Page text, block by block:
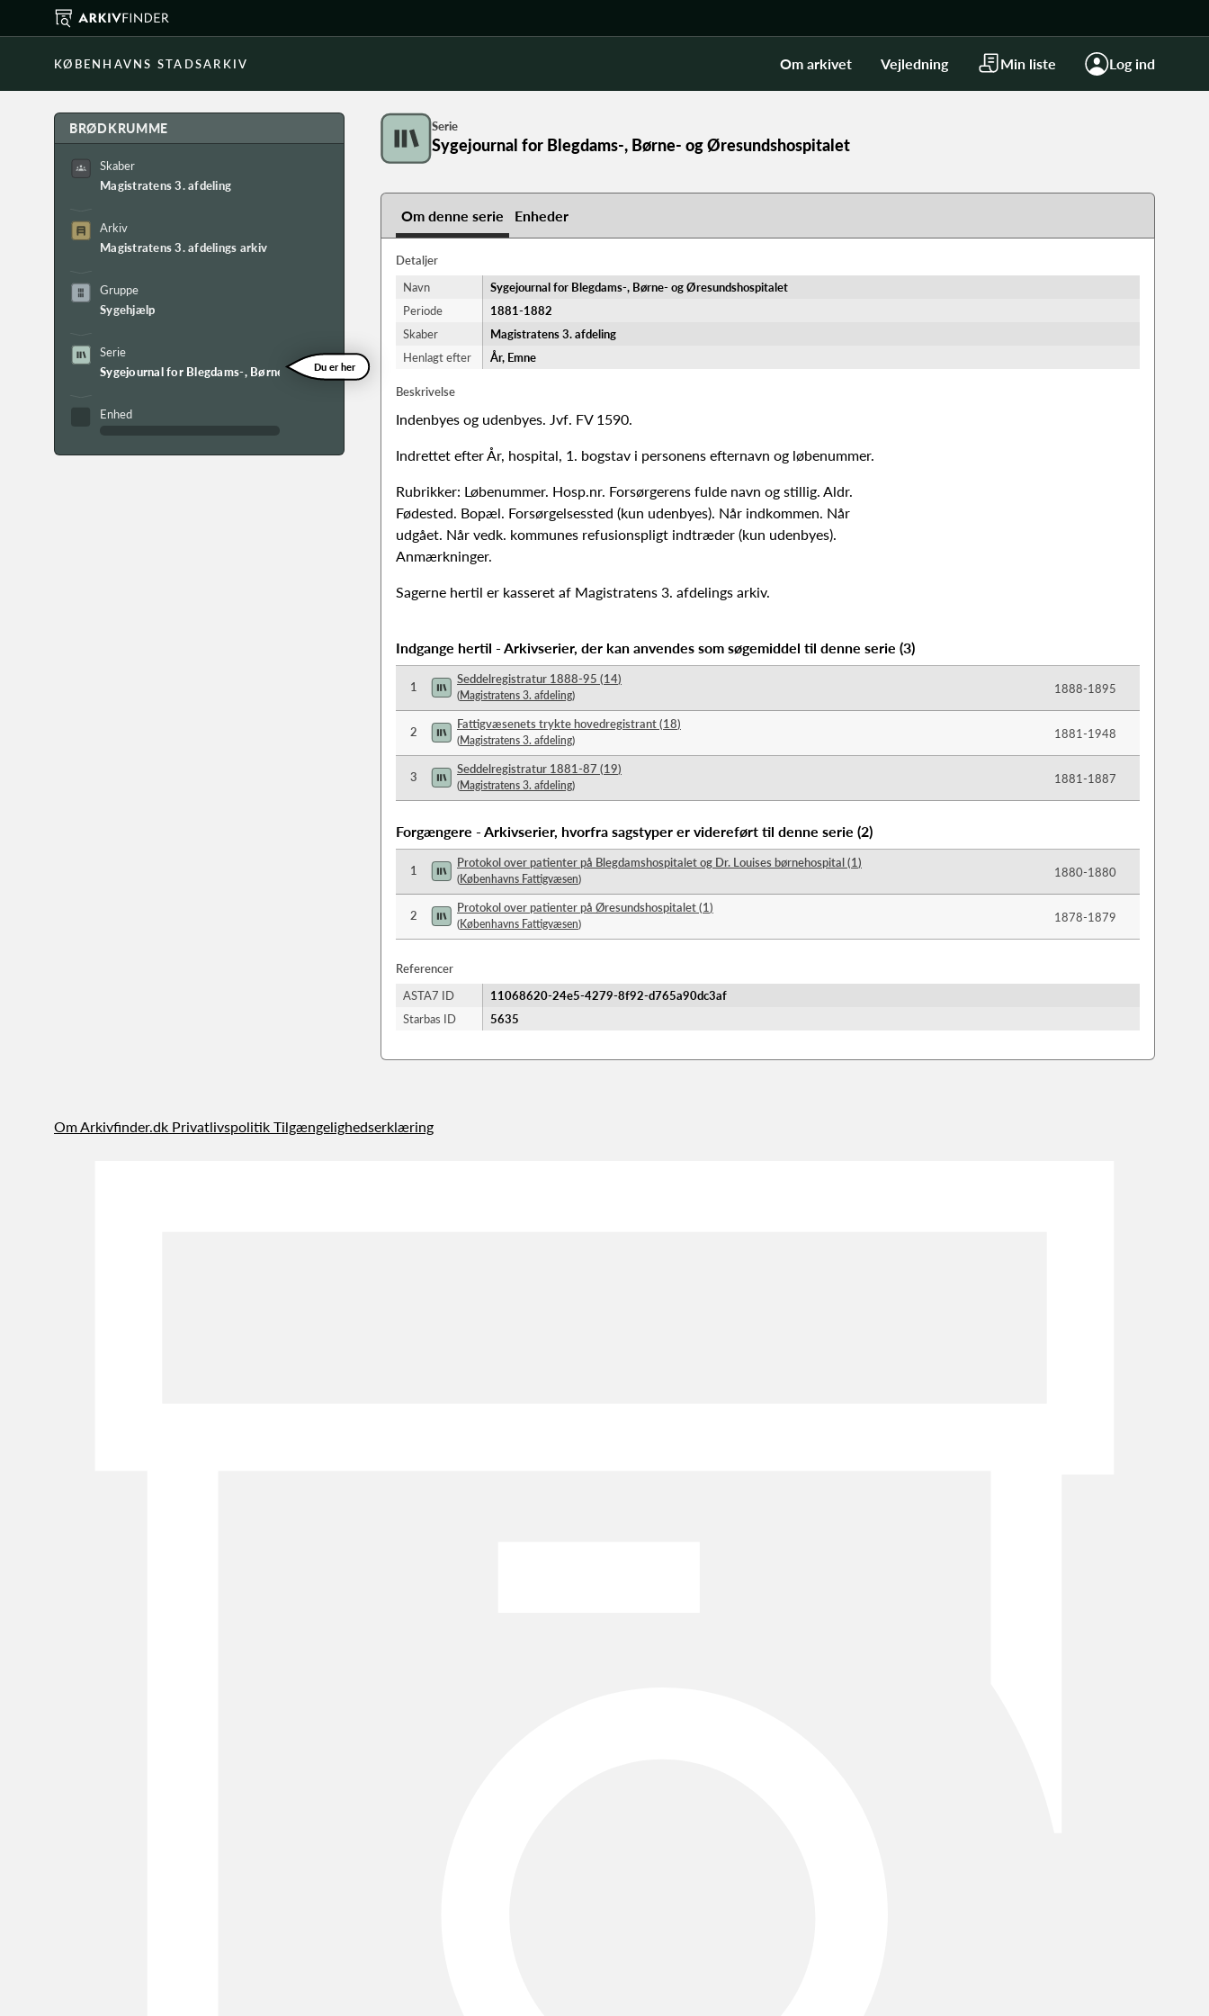
KØBENHAVNS STADSARKIV Om arkivet Vejledning Min liste Log ind
BRØDKRUMME
Skaber
Magistratens 3. afdeling
Arkiv
Magistratens 3. afdelings arkiv
Gruppe
Sygehjælp
Serie
Sygejournal for Blegdams-, Børne- og Øresundshospitalet
Du er her
Enhed
Serie
Sygejournal for Blegdams-, Børne- og Øresundshospitalet
Om denne serie Enheder
Detaljer
Navn
Sygejournal for Blegdams-, Børne- og Øresundshospitalet
Periode
1881-​1882
Skaber
Magistratens 3. afdeling
Henlagt efter
År, Emne
Beskrivelse
Indenbyes og udenbyes. Jvf. FV 1590.
Indrettet efter År, hospital, 1. bogstav i personens efternavn og løbenummer.
Rubrikker: Løbenummer. Hosp.nr. Forsørgerens fulde navn og stillig. Aldr.
Fødested. Bopæl. Forsørgelsessted (kun udenbyes). Når indkommen. Når
udgået. Når vedk. kommunes refusionspligt indtræder (kun udenbyes).
Anmærkninger.
Sagerne hertil er kasseret af Magistratens 3. afdelings arkiv.
Indgange hertil - Arkivserier, der kan anvendes som søgemiddel til denne serie (3)
1
Seddelregistratur 1888-95 (14)
(Magistratens 3. afdeling) 1888-​1895
2
Fattigvæsenets trykte hovedregistrant(18)
(Magistratens 3. afdeling) 1881-​1948
3
Seddelregistratur 1881-87 (19)
(Magistratens 3. afdeling) 1881-​1887
Forgængere - Arkivserier, hvorfra sagstyper er videreført til denne serie (2)
1
Protokol over patienter på Blegdamshospitalet og Dr. Louises børnehospital(1)
(Københavns Fattigvæsen) 1880-​1880
2
Protokol over patienter på Øresundshospitalet(1)
(Københavns Fattigvæsen) 1878-​1879
Referencer
ASTA7 ID
11068620-24e5-4279-8f92-d765a90dc3af
Starbas ID
5635
Om Arkivfinder.dk Privatlivspolitik Tilgængelighedserklæring